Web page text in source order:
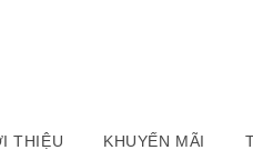
THIỆU KHUYẾN MÃI